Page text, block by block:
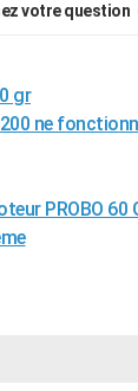
votre question
gr
ne
PROBO 60